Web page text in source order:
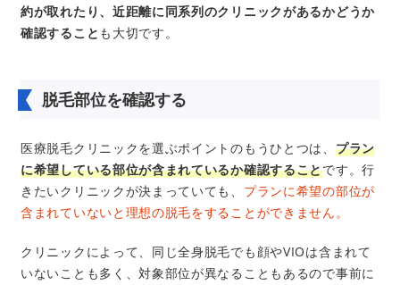
約が取れたり、近距離に同系列のクリニックがあるかどうか
確認すること も大切です。
脱毛部位を確認する
医療脱毛クリニックを選ぶポイントのもうひとつは、 プラン
に希望している部位が含まれているか確認することです。行
きたいクリニックが決まっていても、 プランに希望の部位が
含まれていないと理想の脱毛をすることができません。
クリニックによって、同じ全身脱毛でも顔やVIOは含まれて
いないことも多く、対象部位が異なることもあるので事前に